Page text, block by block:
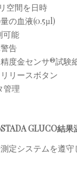
空間を日時
の血液(0.5µl)
可能
告
度金センサ®試験
リースボタン
管理
GLUCO結
定システムを遵守